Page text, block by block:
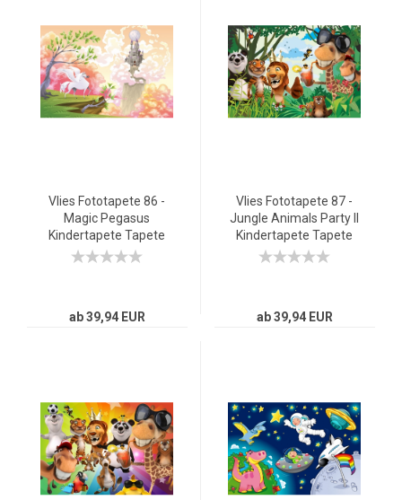
Vlies Fototapete 86 -
Magic Pegasus
Kindertapete Tapete
Kinderzimmer
ab 39,94 EUR
Vlies Fototapete 87 -
Jungle Animals Party II
Kindertapete Tapete
Kinderzimmer Zoo
ab 39,94 EUR